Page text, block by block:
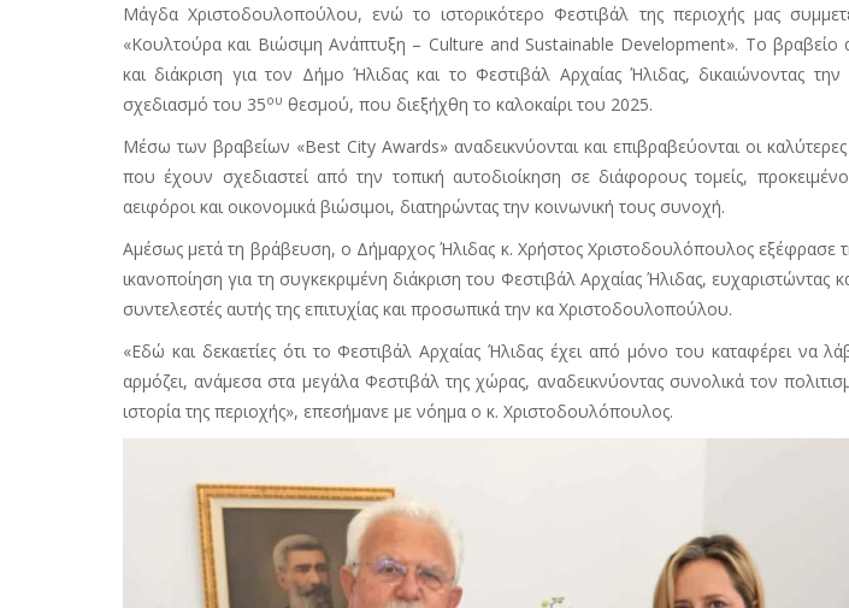
Μάγδα Χριστοδουλοπούλου, ενώ το ιστορικότερο Φεστιβάλ της περιοχής μας
«Κουλτούρα και Βιώσιμη Ανάπτυξη – Culture and Sustainable Development». Το βραβείο
και διάκριση για τον Δήμο Ήλιδας και το Φεστιβάλ Αρχαίας Ήλιδας, δικαιώνοντας
σχεδιασμό του 35ου θεσμού, που διεξήχθη το καλοκαίρι του 2025.
Μέσω των βραβείων «Best City Awards» αναδεικνύονται και επιβραβεύονται οι καλύτερες
που έχουν σχεδιαστεί από την τοπική αυτοδιοίκηση σε διάφορους τομείς,
αειφόροι και οικονομικά βιώσιμοι, διατηρώντας την κοινωνική τους συνοχή.
Αμέσως μετά τη βράβευση, ο Δήμαρχος Ήλιδας κ. Χρήστος Χριστοδουλόπουλος εξέφρασε
ικανοποίηση για τη συγκεκριμένη διάκριση του Φεστιβάλ Αρχαίας Ήλιδας, ευχαριστώντας
συντελεστές αυτής της επιτυχίας και προσωπικά την κα Χριστοδουλοπούλου.
«Εδώ και δεκαετίες ότι το Φεστιβάλ Αρχαίας Ήλιδας έχει από μόνο του καταφέρει να
αρμόζει, ανάμεσα στα μεγάλα Φεστιβάλ της χώρας, αναδεικνύοντας συνολικά τον
ιστορία της περιοχής», επεσήμανε με νόημα ο κ. Χριστοδουλόπουλος.